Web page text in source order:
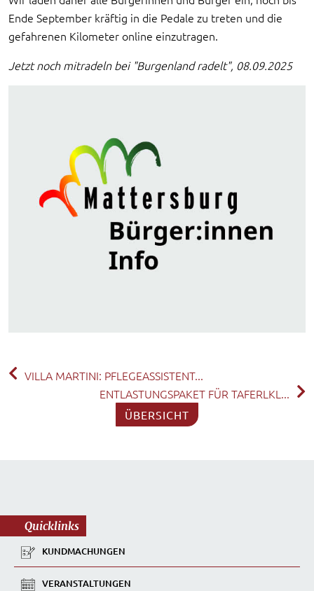
Ende September kräftig in die Pedale zu treten und die
gefahrenen Kilometer online einzutragen.
Jetzt noch mitradeln bei "Burgenland radelt", 08.09.2025
VILLA MARTINI: PFLEGEASSISTENT...
ENTLASTUNGSPAKET FÜR TAFERLKL...
ÜBERSICHT
Quicklinks
KUNDMACHUNGEN
VERANSTALTUNGEN